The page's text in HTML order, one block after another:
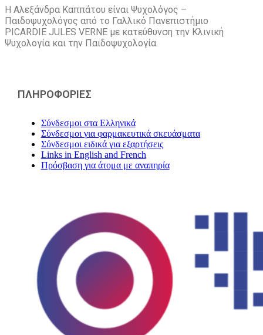
Η Αλεξάνδρα Καππάτου είναι Ψυχολόγος –
Παιδοψυχολόγος από το Γαλλικό Πανεπιστήμιο
PICARDIE JULES VERNE με κατεύθυνση την Kλινική
Ψυχολογία και την Παιδοψυχολογία.
ΠΛΗΡΟΦΟΡΙΕΣ
Σύνδεσμοι στα Ελληνικά
Σύνδεσμοι για φαρμακευτικά σκευάσματα
Σύνδεσμοι ειδικά για εξαρτήσεις
Links in English and French
Πρόσβαση για άτομα με αναπηρία